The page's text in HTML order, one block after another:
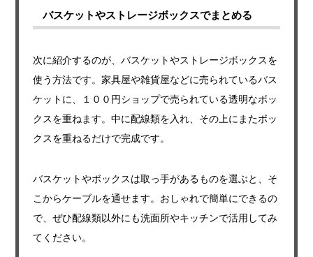
バスケットやストレージボックスでまとめる
次に紹介するのが、バスケットやストレージボックスを
使う方法です。家具屋や雑貨屋などに売られているバス
ケットに、１００円ショップで売られている透明なボッ
クスを重ねます。中に配線類を入れ、その上にまたボッ
クスを重ねるだけで完成です。
バスケットやボックスは取っ手があるものを選ぶと、そ
こからケーブルを通せます。おしゃれで簡単にできるの
で、ぜひ配線類以外にも洗面所やキッチンで活用してみ
てください。